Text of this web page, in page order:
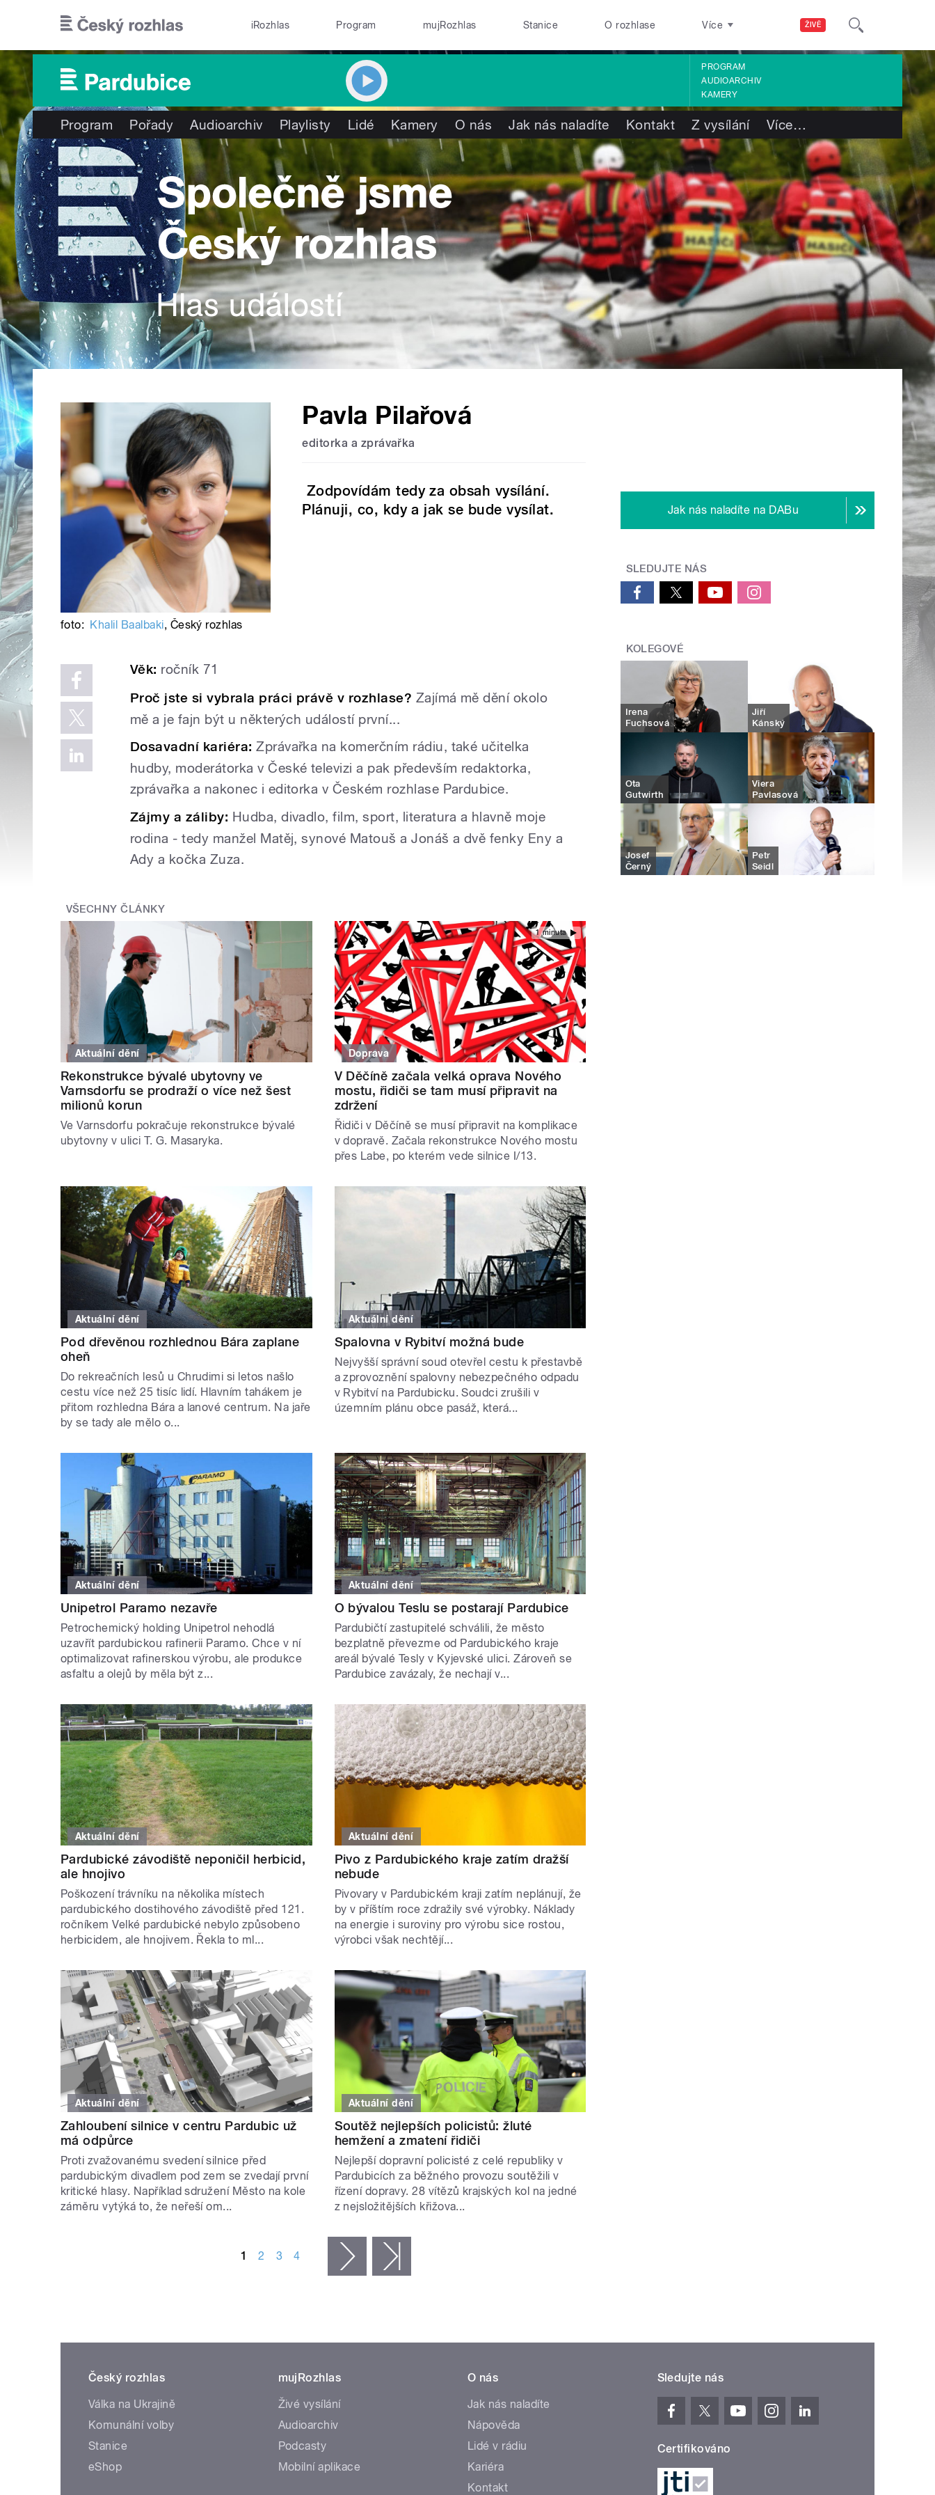
ŽIVĚ
iRozhlas Program mujRozhlas Stanice O rozhlase Více
PROGRAM
AUDIOARCHIV
KAMERY
Program Pořady Audioarchiv Playlisty Lidé Kamery O nás Jak nás naladíte Kontakt Z vysílání Více…
Pavla Pilařová
editorka a zprávařka
Zodpovídám tedy za obsah vysílání.
Plánuji, co, kdy a jak se bude vysílat.
foto: Khalil Baalbaki, Český rozhlas
Věk: ročník 71
Proč jste si vybrala práci právě v rozhlase? Zajímá mě dění okolo
mě a je fajn být u některých událostí první...
Dosavadní kariéra: Zprávařka na komerčním rádiu, také učitelka
hudby, moderátorka v České televizi a pak především redaktorka,
zprávařka a nakonec i editorka v Českém rozhlase Pardubice.
Zájmy a záliby: Hudba, divadlo, film, sport, literatura a hlavně moje
rodina - tedy manžel Matěj, synové Matouš a Jonáš a dvě fenky Eny a
Ady a kočka Zuza.
VŠECHNY ČLÁNKY
Aktuální dění
Rekonstrukce bývalé ubytovny ve
Varnsdorfu se prodraží o více než šest
milionů korun
Ve Varnsdorfu pokračuje rekonstrukce bývalé
ubytovny v ulici T. G. Masaryka.
1 minuta
Doprava
V Děčíně začala velká oprava Nového
mostu, řidiči se tam musí připravit na
zdržení
Řidiči v Děčíně se musí připravit na komplikace
v dopravě. Začala rekonstrukce Nového mostu
přes Labe, po kterém vede silnice I/13.
Aktuální dění
Pod dřevěnou rozhlednou Bára zaplane
oheň
Do rekreačních lesů u Chrudimi si letos našlo
cestu více než 25 tisíc lidí. Hlavním tahákem je
přitom rozhledna Bára a lanové centrum. Na jaře
by se tady ale mělo o...
Aktuální dění
Spalovna v Rybitví možná bude
Nejvyšší správní soud otevřel cestu k přestavbě
a zprovoznění spalovny nebezpečného odpadu
v Rybitví na Pardubicku. Soudci zrušili v
územním plánu obce pasáž, která...
Aktuální dění
Unipetrol Paramo nezavře
Petrochemický holding Unipetrol nehodlá
uzavřít pardubickou rafinerii Paramo. Chce v ní
optimalizovat rafinerskou výrobu, ale produkce
asfaltu a olejů by měla být z...
Aktuální dění
O bývalou Teslu se postarají Pardubice
Pardubičtí zastupitelé schválili, že město
bezplatně převezme od Pardubického kraje
areál bývalé Tesly v Kyjevské ulici. Zároveň se
Pardubice zavázaly, že nechají v...
Aktuální dění
Pardubické závodiště neponičil herbicid,
ale hnojivo
Poškození trávníku na několika místech
pardubického dostihového závodiště před 121.
ročníkem Velké pardubické nebylo způsobeno
herbicidem, ale hnojivem. Řekla to ml...
Aktuální dění
Pivo z Pardubického kraje zatím dražší
nebude
Pivovary v Pardubickém kraji zatím neplánují, že
by v příštím roce zdražily své výrobky. Náklady
na energie i suroviny pro výrobu sice rostou,
výrobci však nechtějí...
Aktuální dění
Zahloubení silnice v centru Pardubic už
má odpůrce
Proti zvažovanému svedení silnice před
pardubickým divadlem pod zem se zvedají první
kritické hlasy. Například sdružení Město na kole
záměru vytýká to, že neřeší om...
Aktuální dění
Soutěž nejlepších policistů: žluté
hemžení a zmatení řidiči
Nejlepší dopravní policisté z celé republiky v
Pardubicích za běžného provozu soutěžili v
řízení dopravy. 28 vítězů krajských kol na jedné
z nejsložitějších křižova...
1 2 3 4 následující ›
Jak nás naladíte na DABu
SLEDUJTE NÁS
KOLEGOVÉ
Irena
Fuchsová
Jiří
Kánský
Ota
Gutwirth
Viera
Pavlasová
Josef
Černý
Petr
Seidl
Český rozhlas
Válka na Ukrajině
Komunální volby
Stanice
eShop
mujRozhlas
Živé vysílání
Audioarchiv
Podcasty
Mobilní aplikace
O nás
Jak nás naladíte
Nápověda
Lidé v rádiu
Kariéra
Kontakt
Sledujte nás
Certifikováno